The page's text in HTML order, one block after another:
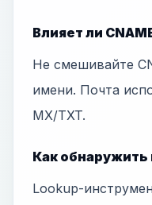
Влияет ли
Не смешивайте
имени. Почта
MX/TXT.
Как обнаружить
Lookup-